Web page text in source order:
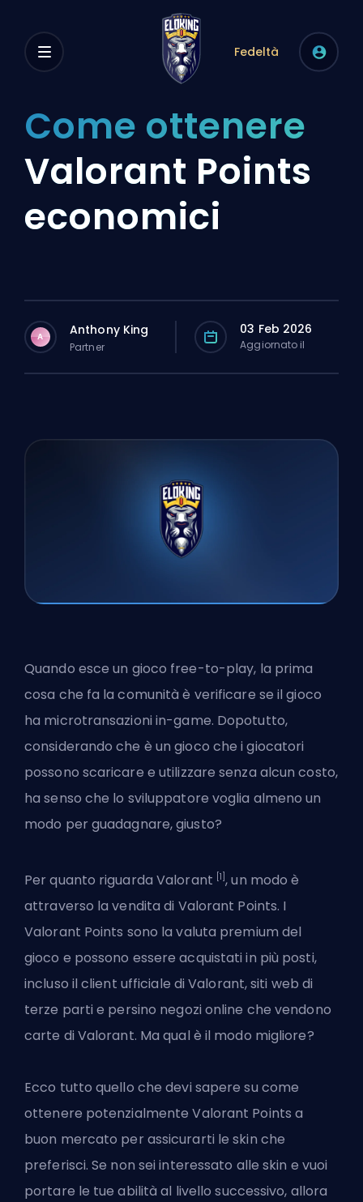
Fedeltà
Come ottenere
Valorant Points
economici
A Anthony King
Partner
03 Feb 2026
Aggiornato il
Quando esce un gioco free-to-play, la prima
cosa che fa la comunità è verificare se il gioco
ha microtransazioni in-game. Dopotutto,
considerando che è un gioco che i giocatori
possono scaricare e utilizzare senza alcun costo,
ha senso che lo sviluppatore voglia almeno un
modo per guadagnare, giusto?
Per quanto riguarda Valorant [1], un modo è
attraverso la vendita di Valorant Points. I
Valorant Points sono la valuta premium del
gioco e possono essere acquistati in più posti,
incluso il client ufficiale di Valorant, siti web di
terze parti e persino negozi online che vendono
carte di Valorant. Ma qual è il modo migliore?
Ecco tutto quello che devi sapere su come
ottenere potenzialmente Valorant Points a
buon mercato per assicurarti le skin che
preferisci. Se non sei interessato alle skin e vuoi
portare le tue abilità al livello successivo, allora